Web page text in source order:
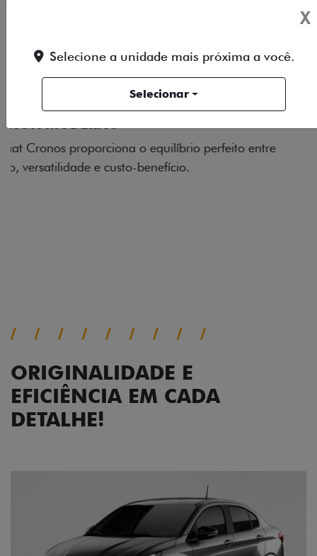
RODAS DE LIGA-LEVE
As rodas de liga leve com desenho dinâmico e
acabamento diamantado elevam o estilo do Fiat
ORIGINALIDADE E
EFICIÊNCIA EM CADA
DETALHE!
X
Selecione a unidade mais próxima a você.
Selecionar